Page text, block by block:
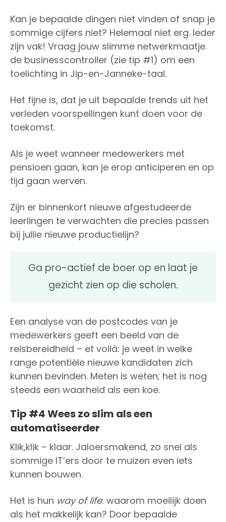
Kan je bepaalde dingen niet vinden of snap je
sommige cijfers niet? Helemaal niet erg. Ieder
zijn vak! Vraag jouw slimme netwerkmaatje
de businesscontroller (zie tip #1) om een
toelichting in Jip-en-Janneke-taal.
Het fijne is, dat je uit bepaalde trends uit het
verleden voorspellingen kunt doen voor de
toekomst.
Als je weet wanneer medewerkers met
pensioen gaan, kan je erop anticiperen en op
tijd gaan werven.
Zijn er binnenkort nieuwe afgestudeerde
leerlingen te verwachten die precies passen
bij jullie nieuwe productielijn?
Ga pro-actief de boer op en laat je
gezicht zien op die scholen.
Een analyse van de postcodes van je
medewerkers geeft een beeld van de
reisbereidheid – et voilà: je weet in welke
range potentiële nieuwe kandidaten zich
kunnen bevinden. Meten is weten; het is nog
steeds een waarheid als een koe.
Tip #4 Wees zo slim als een
automatiseerder
Klik,klik – klaar. Jaloersmakend, zo snel als
sommige IT’ers door te muizen even iets
kunnen bouwen.
Het is hun way of life: waarom moeilijk doen
als het makkelijk kan? Door bepaalde